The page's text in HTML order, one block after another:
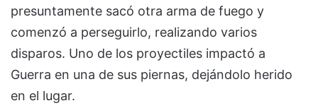
presuntamente sacó otra arma de fuego y
comenzó a perseguirlo, realizando varios
disparos. Uno de los proyectiles impactó a
Guerra en una de sus piernas, dejándolo herido
en el lugar.